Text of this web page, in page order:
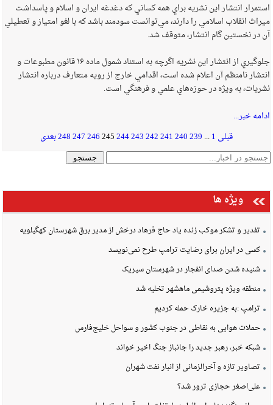
استمرار انتشار اين نشريه براي همه کساني که دغدغه ايران و اسلام و پاسداشت
ميراث انقلاب اسلامي را دارند، مي‌توانست سودمند باشد که با لغو امتياز و تعطيلي
آن در نخستين گام انتشار، متوقف شد.
جلوگيري از انتشار اين نشريه اگرچه به استناد شمول ماده ۱۶ قانون مطبوعات و
انتشار نامنظم آن اعلام شده است، اقدامي خارج از رويه متعارف درباره انتشار
نشريات، به ويژه در حوزه‌هاي علمي و فرهنگي است.
ادامه خبر...
قبلی 1
...
239
240
241
242
243
244
245
246
247
248بعدی
ویژه ها
تفدیر و تشکر موکب زنده یاد حاج فرهاد درخش از مدیر برق شهرستان کهگیلویه
کسی در ایران برای رضایت ترامپ طرح نمی‌نویسد
شنیده شدن صدای انفجار در شهرستان سیریک
منطقه ویژه پتروشیمی ماهشهر تخلیه شد
ترامپ :به جزیره خارک حمله کردیم
حملات هوایی به نقاطی در جنوب کشور و سواحل خلیج‌فارس
شبکه خبر، رهبر جدید را جانباز جنگ اخیر خواند
تصاویر تازه و آخرالزمانی از انبار نفت شهران
علی‌اصغر حجازی ترور شد؟